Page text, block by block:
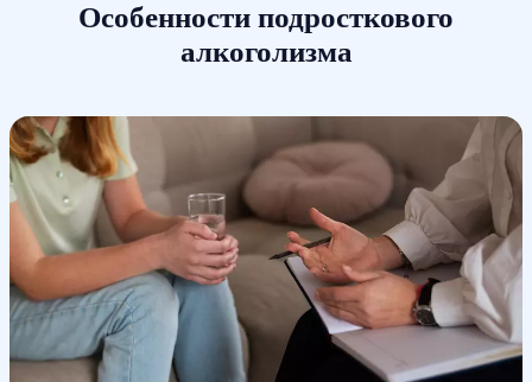
Особенности подросткового
алкоголизма